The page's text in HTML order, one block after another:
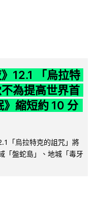
12.1 「烏拉特
為提高世界首
》縮短約 10 分
「烏拉特克的詛咒」將
「盤蛇島」、地城「毒牙